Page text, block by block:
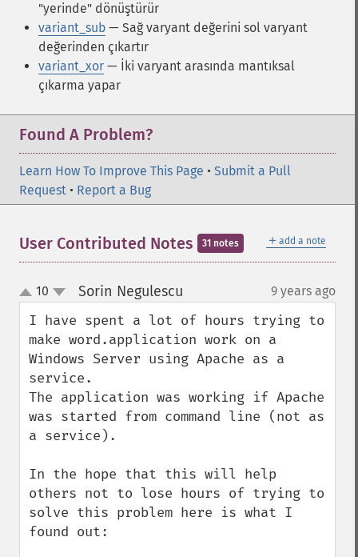
"yerinde" dönüştürür
variant_sub — Sağ varyant değerini sol varyant
değerinden çıkartır
variant_xor — İki varyant arasında mantıksal
çıkarma yapar
Found A Problem?
Learn How To Improve This Page • Submit a Pull
Request • Report a Bug
＋ add a note
User Contributed Notes 31 notes
up
down
10 Sorin Negulescu 9 years ago
I have spent a lot of hours trying to
make word.application work on a
Windows Server using Apache as a
service.
The application was working if Apache
was started from command line (not as
a service).
In the hope that this will help
others not to lose hours of trying to
solve this problem here is what I
found out: